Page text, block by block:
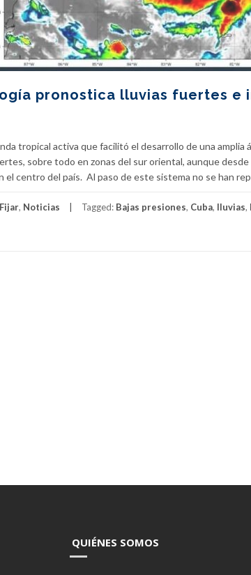
pronostica lluvias fuertes e
tropical activa que facilitó el desarrollo de una amplia
sobre todo en zonas del sur oriental, aunque desde
el centro del país. Al paso de este sistema no se han
Fijar, Noticias Tagged: Bajas presiones, Cuba, lluvias,
QUIÉNES SOMOS